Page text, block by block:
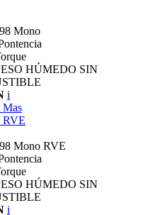
Mono
HÚMEDO SIN
i
Mas
RVE
Mono RVE
HÚMEDO SIN
i